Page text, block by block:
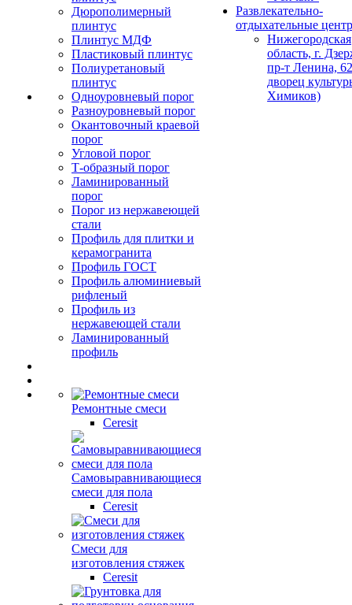
Дюрополимерный
плинтус
Плинтус МДФ
Пластиковый плинтус
Полиуретановый
плинтус
Одноуровневый порог
Разноуровневый порог
Окантовочный краевой
порог
Угловой порог
Т-образный порог
Ламинированный
порог
Порог из нержавеющей
стали
Профиль для плитки и
керамогранита
Профиль ГОСТ
Профиль алюминиевый
рифленый
Профиль из
нержавеющей стали
Ламинированный
профиль
Ремонтные смеси
Ceresit
Самовыравнивающиеся
смеси для пола
Ceresit
Смеси для
изготовления стяжек
Ceresit
Развлекательно-
отдыхательные
Нижегородская
область, г.
пр-т Ленина,
дворец
Химиков)